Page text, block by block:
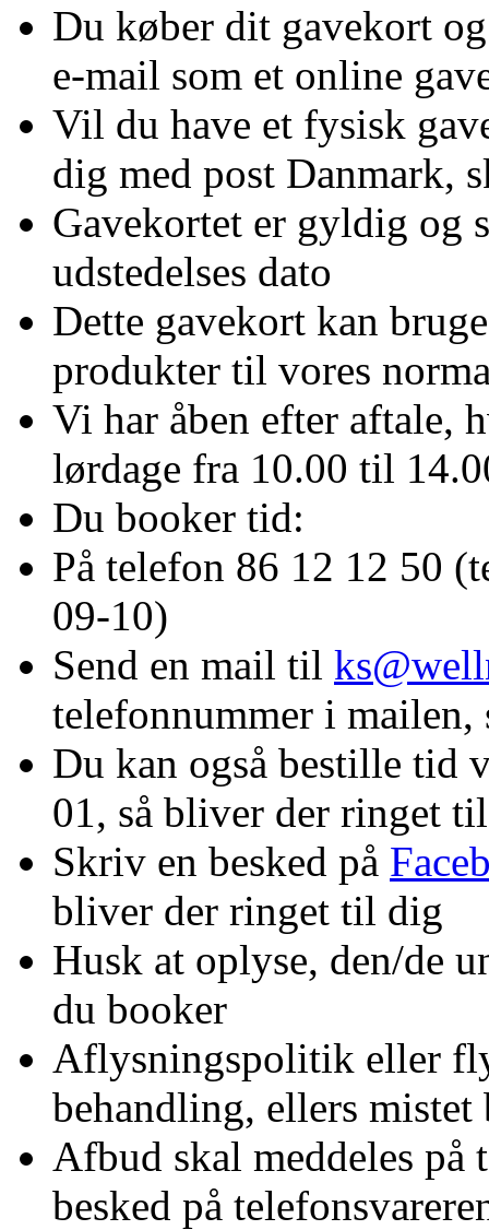
Du køber dit gavekort
e-mail som et online
Vil du have et fysisk
dig med post Danmark,
Gavekortet er gyldig og
udstedelses dato
Dette gavekort kan
produkter til vores
Vi har åben efter aftale,
lørdage fra 10.00 til
Du booker tid:
På telefon 86 12 12 50
09-10)
Send en mail til
telefonnummer i
Du kan også bestille tid
01, så bliver der ringet
Skriv en besked på
bliver der ringet til dig
Husk at oplyse, den/de
du booker
Aflysningspolitik eller
behandling, ellers
Afbud skal meddeles på
besked på